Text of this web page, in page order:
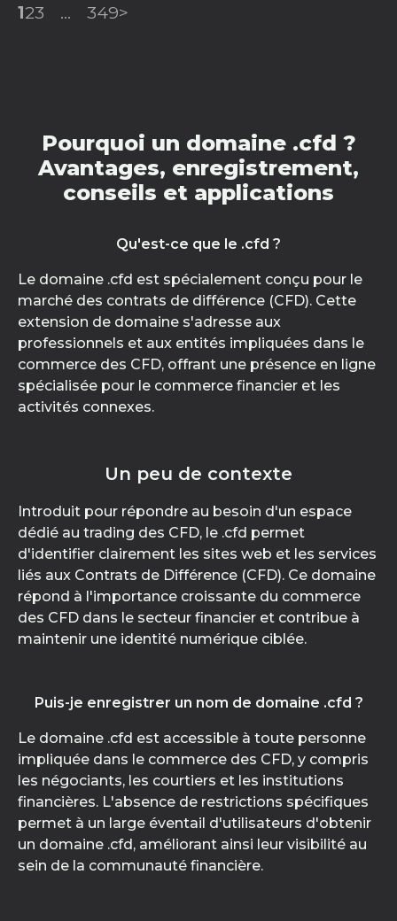
123 ... 349>
Pourquoi un domaine .cfd ?
Avantages, enregistrement,
conseils et applications
Qu'est-ce que le .cfd ?
Le domaine .cfd est spécialement conçu pour le
marché des contrats de différence (CFD). Cette
extension de domaine s'adresse aux
professionnels et aux entités impliquées dans le
commerce des CFD, offrant une présence en ligne
spécialisée pour le commerce financier et les
activités connexes.
Un peu de contexte
Introduit pour répondre au besoin d'un espace
dédié au trading des CFD, le .cfd permet
d'identifier clairement les sites web et les services
liés aux Contrats de Différence (CFD). Ce domaine
répond à l'importance croissante du commerce
des CFD dans le secteur financier et contribue à
maintenir une identité numérique ciblée.
Puis-je enregistrer un nom de domaine .cfd ?
Le domaine .cfd est accessible à toute personne
impliquée dans le commerce des CFD, y compris
les négociants, les courtiers et les institutions
financières. L'absence de restrictions spécifiques
permet à un large éventail d'utilisateurs d'obtenir
un domaine .cfd, améliorant ainsi leur visibilité au
sein de la communauté financière.